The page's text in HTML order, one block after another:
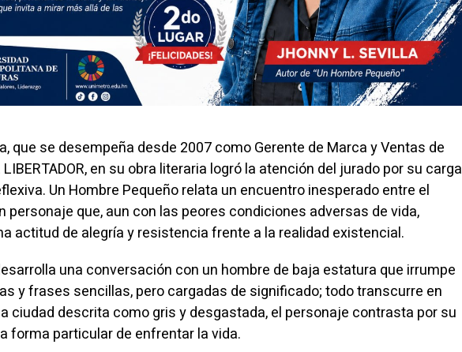
que se desempeña desde 2007 como Gerente de Marca y Ventas de
en su obra literaria logró la atención del jurado por su carga
Un Hombre Pequeño relata un encuentro inesperado entre el
personaje que, aun con las peores condiciones adversas de vida,
actitud de alegría y resistencia frente a la realidad existencial.
una conversación con un hombre de baja estatura que irrumpe
y frases sencillas, pero cargadas de significado; todo transcurre en
ciudad descrita como gris y desgastada, el personaje contrasta por su
forma particular de enfrentar la vida.